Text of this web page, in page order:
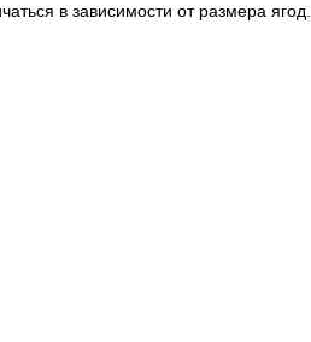
в зависимости от размера ягод.